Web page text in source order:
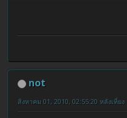
not
สิงหาคม 01, 2010, 02:55:20 หลังเที่ยง